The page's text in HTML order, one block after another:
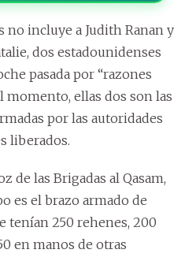
no incluye a Judith Ranan y
dos estadounidenses
pasada por “razones
momento, ellas dos son las
por las autoridades
liberados.
de las Brigadas al Qasam,
es el brazo armado de
tenían 250 rehenes, 200
en manos de otras